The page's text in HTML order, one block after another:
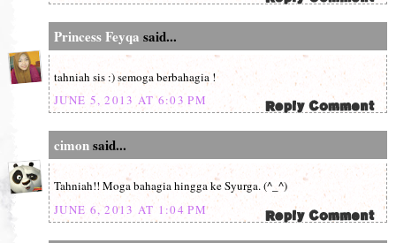
Princess Feyqa said...
tahniah sis :) semoga berbahagia !
JUNE 5, 2013 AT 6:03 PM
cimonsaid...
Tahniah!! Moga bahagia hingga ke Syurga. (^_^)
JUNE 6, 2013 AT 1:04 PM